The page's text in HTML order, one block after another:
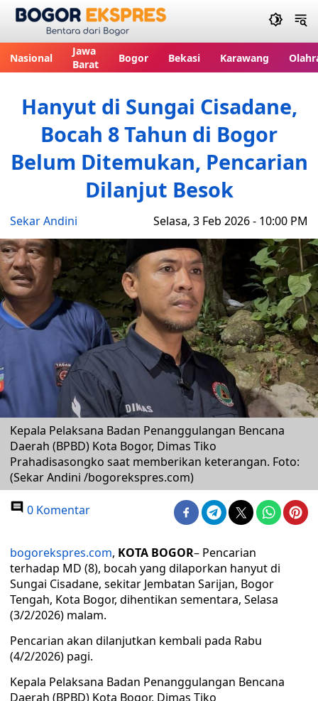
Nasional
Jawa
Barat
Bogor Bekasi Karawang
Hanyut di Sungai Cisadane,
Bocah 8 Tahun di Bogor
Belum Ditemukan, Pencarian
Dilanjut Besok
Sekar Andini Selasa, 3 Feb 2026 - 10:00 PM
Kepala Pelaksana Badan Penanggulangan Bencana
Daerah (BPBD) Kota Bogor, Dimas Tiko
Prahadisasongko saat memberikan keterangan. Foto:
(Sekar Andini /bogorekspres.com)
0 Komentar
bogorekspres.com, KOTA BOGOR– Pencarian
terhadap MD (8), bocah yang dilaporkan hanyut di
Sungai Cisadane, sekitar Jembatan Sarijan, Bogor
Tengah, Kota Bogor, dihentikan sementara, Selasa
(3/2/2026) malam.
Pencarian akan dilanjutkan kembali pada Rabu
(4/2/2026) pagi.
Kepala Pelaksana Badan Penanggulangan Bencana
Daerah (BPBD) Kota Bogor, Dimas Tiko